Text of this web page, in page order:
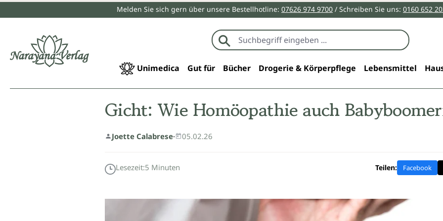
Zur Hauptnavigation springenMelden Sie sich gern über unsere Bestellhotline: 07626 974 9700 / Schreiben Sie uns: 0160 652
Unimedica Gut für Bücher Drogerie & Körperpflege Lebensmittel
Gicht: Wie Homöopathie auch
Joette Calabrese· 05.02.26
Lesezeit:5 Minuten Teilen: Facebook